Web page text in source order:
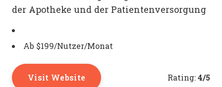
der Apotheke und der Patientenversorgung
Ab $199/Nutzer/Monat
Visit Website Rating:4/5